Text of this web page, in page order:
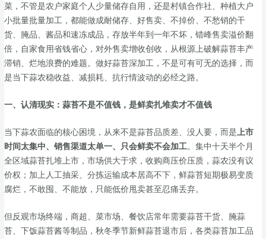
菜，不管是农户家庭个人少量储存自用，还是村镇合作社、种植大户
小批量批量加工，都能做成耐储存、好售卖、不掉价、不愁销的干
货、腌品、酱品和速冻成品，存放半年到一年不坏，错峰售卖溢价翻
倍，自家食用省钱省心，对外售卖增收创收，从根源上破解蒜苔丰产
滞销、烂地浪费的难题。做好蒜苔深加工，不是可有可无的选择，而
是当下蒜农稳收益、减损耗、抗行情波动的必经之路。
一、认清现实：蒜苔不是不值钱，是鲜卖扎堆卖才不值钱
当下蒜农面临的核心困境，从来不是蒜苔品质差、没人要，而是 上市
时间太集中、销售渠道太单一、只会鲜卖不会加工。集中十天半个月
全区域蒜苔扎堆上市，市场供大于求，收购商压价压质，蒜农没有议
价权；加上人工抽采、分拣运输成本居高不下，鲜蒜苔短期极易变质
腐烂，不敢囤、不能放，只能低价甩卖甚至忍痛丢弃。
但反观市场终端，商超、菜市场、餐饮店常年需要蒜苔干货、腌蒜
苔、下饭蒜苔酱等制品，秋冬季节新鲜蒜苔退市后，各类蒜苔加工品